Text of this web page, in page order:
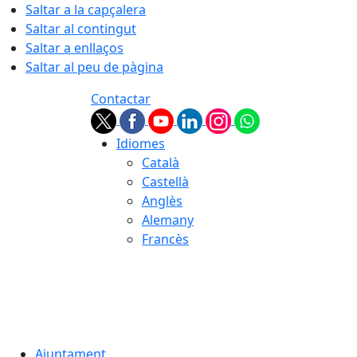
Saltar a la capçalera
Saltar al contingut
Saltar a enllaços
Saltar al peu de pàgina
Contactar
Idiomes
Català
Castellà
Anglès
Alemany
Francès